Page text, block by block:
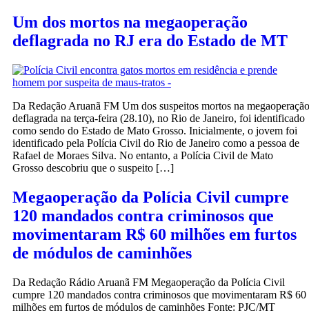
Um dos mortos na megaoperação
deflagrada no RJ era do Estado de MT
Da Redação Aruanã FM Um dos suspeitos mortos na megaoperação
deflagrada na terça-feira (28.10), no Rio de Janeiro, foi identificado
como sendo do Estado de Mato Grosso. Inicialmente, o jovem foi
identificado pela Polícia Civil do Rio de Janeiro como a pessoa de
Rafael de Moraes Silva. No entanto, a Polícia Civil de Mato
Grosso descobriu que o suspeito […]
Megaoperação da Polícia Civil cumpre
120 mandados contra criminosos que
movimentaram R$ 60 milhões em furtos
de módulos de caminhões
Da Redação Rádio Aruanã FM Megaoperação da Polícia Civil
cumpre 120 mandados contra criminosos que movimentaram R$ 60
milhões em furtos de módulos de caminhões Fonte: PJC/MT